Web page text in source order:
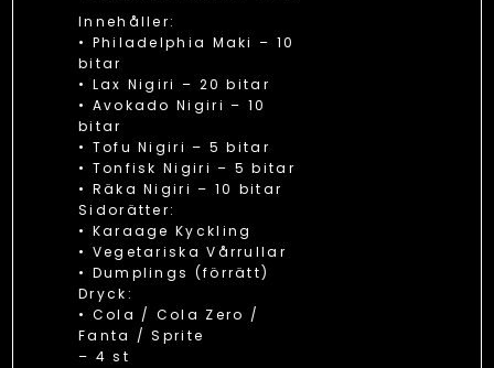
Innehåller:
• Philadelphia Maki – 10
bitar
• Lax Nigiri – 20 bitar
• Avokado Nigiri – 10
bitar
• Tofu Nigiri – 5 bitar
• Tonfisk Nigiri – 5 bitar
• Räka Nigiri – 10 bitar
Sidorätter:
• Karaage Kyckling
• Vegetariska Vårrullar
• Dumplings (förrätt)
Dryck:
• Cola / Cola Zero /
Fanta / Sprite
– 4 st